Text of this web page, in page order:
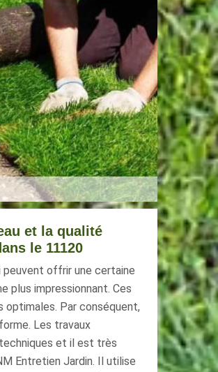
et la qualité
le 11120
peuvent offrir une certaine
plus impressionnant. Ces
Par conséquent,
Les travaux
et il est très
Entretien Jardin. Il utilise